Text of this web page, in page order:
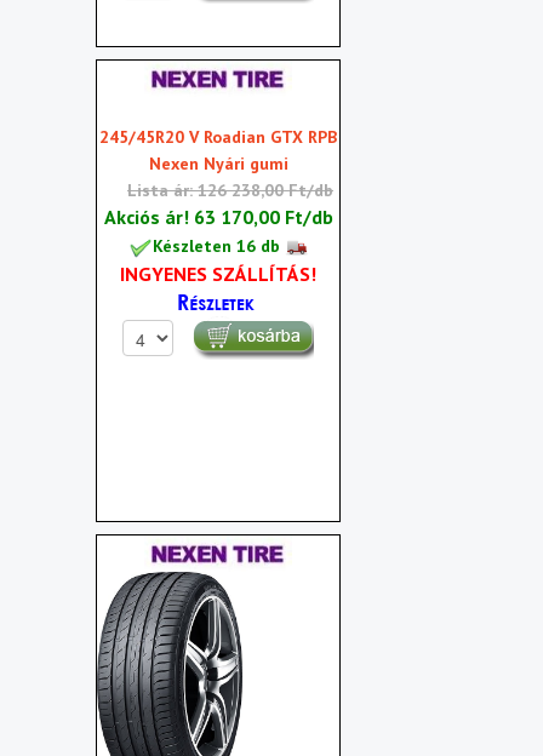
245/45R20 V Roadian GTX RPB
Nexen Nyári gumi
Lista ár: 126 238,00 Ft/db
Akciós ár! 63 170,00 Ft/db
Készleten 16 db
INGYENES SZÁLLÍTÁS!